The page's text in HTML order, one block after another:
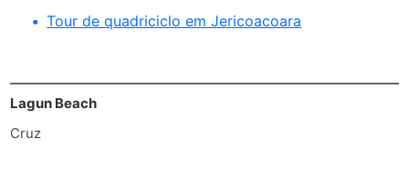
Tour de quadriciclo em Jericoacoara
Lagun Beach
Cruz